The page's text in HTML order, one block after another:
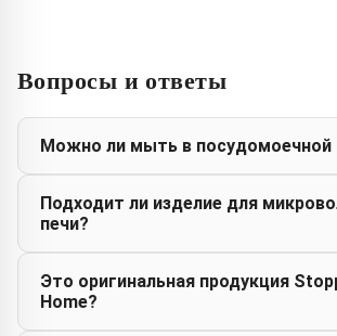
Вопросы и ответы
Можно ли мыть в посудомоечной
Подходит ли изделие для
печи?
Это оригинальная продукция
Home?